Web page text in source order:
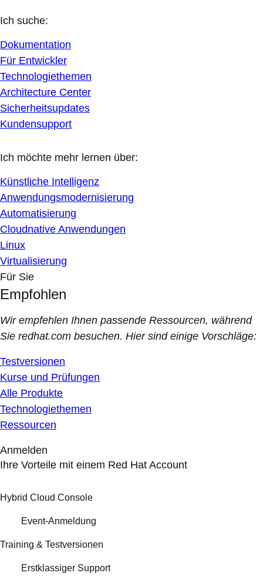
Ich suche:
Dokumentation
Für Entwickler
Technologiethemen
Architecture Center
Sicherheitsupdates
Kundensupport
Ich möchte mehr lernen über:
Künstliche Intelligenz
Anwendungsmodernisierung
Automatisierung
Cloudnative Anwendungen
Linux
Virtualisierung
Für Sie
Empfohlen
Wir empfehlen Ihnen passende Ressourcen, während
Sie redhat.com besuchen. Hier sind einige Vorschläge:
Testversionen
Kurse und Prüfungen
Alle Produkte
Technologiethemen
Ressourcen
Anmelden
Ihre Vorteile mit einem Red Hat Account
Hybrid Cloud Console
Event-Anmeldung
Training & Testversionen
Erstklassiger Support